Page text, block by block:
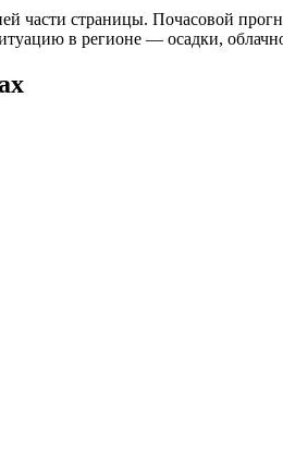
части страницы. Почасовой
в регионе — осадки,